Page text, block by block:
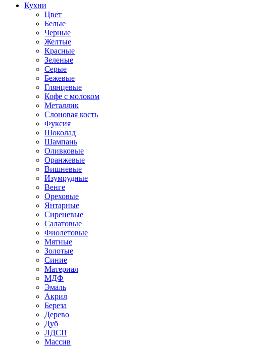
Кухни
Цвет
Белые
Черные
Желтые
Красные
Зеленые
Серые
Бежевые
Глянцевые
Кофе с молоком
Металлик
Слоновая кость
Фуксия
Шоколад
Шампань
Оливковые
Оранжевые
Вишневые
Изумрудные
Венге
Ореховые
Янтарные
Сиреневые
Салатовые
Фиолетовые
Мятные
Золотые
Синие
Материал
МДФ
Эмаль
Акрил
Береза
Дерево
Дуб
ЛДСП
Массив